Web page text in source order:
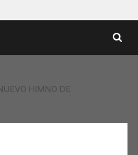
HIMNO DE